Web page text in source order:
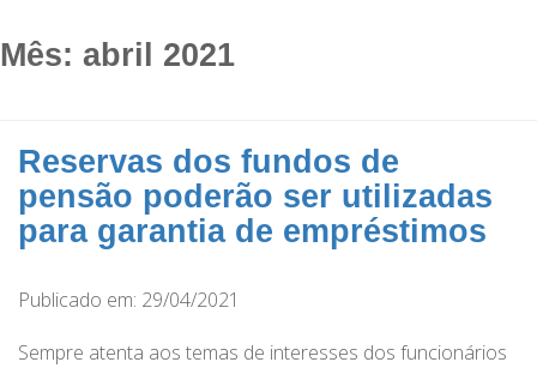
Mês: abril 2021
Reservas dos fundos de
pensão poderão ser utilizadas
para garantia de empréstimos
Publicado em: 29/04/2021
Sempre atenta aos temas de interesses dos funcionários